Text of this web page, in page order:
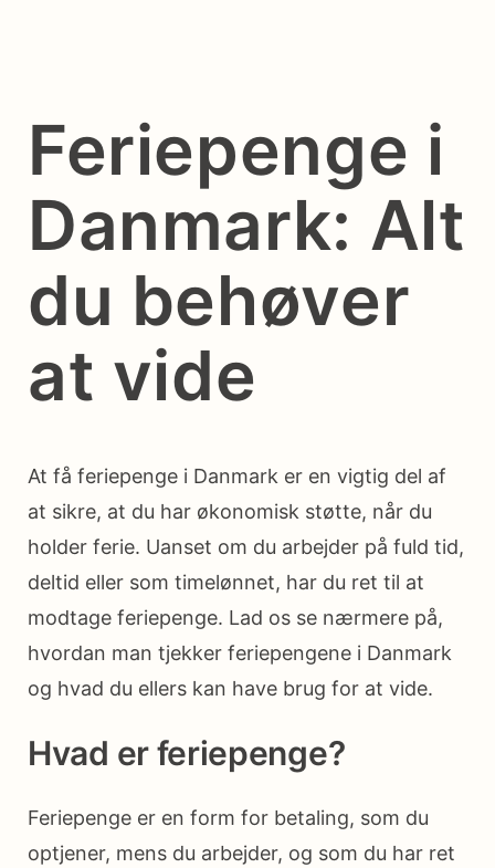
Feriepenge i
Danmark: Alt
du behøver
at vide
At få feriepenge i Danmark er en vigtig del af
at sikre, at du har økonomisk støtte, når du
holder ferie. Uanset om du arbejder på fuld tid,
deltid eller som timelønnet, har du ret til at
modtage feriepenge. Lad os se nærmere på,
hvordan man tjekker feriepengene i Danmark
og hvad du ellers kan have brug for at vide.
Hvad er feriepenge?
Feriepenge er en form for betaling, som du
optjener, mens du arbejder, og som du har ret